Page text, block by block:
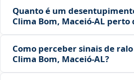
Quanto é um
Clima Bom, Maceió‑AL perto
Como perceber sinais de
Clima Bom, Maceió‑AL?